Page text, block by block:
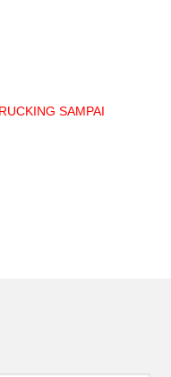
SAMPAI